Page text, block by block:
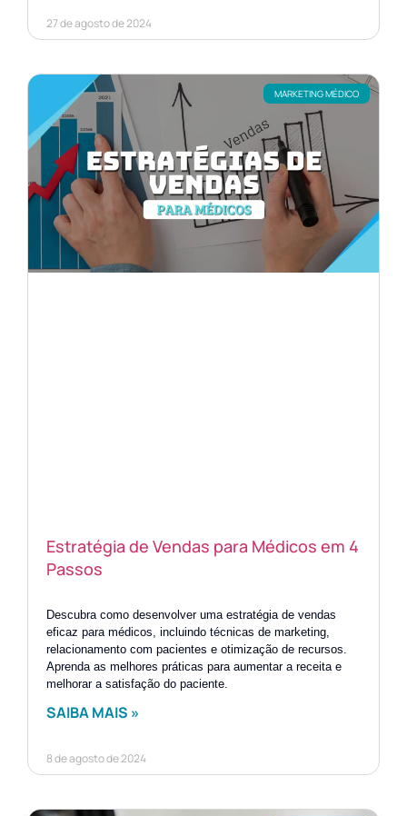
27 de agosto de 2024
MARKETING MÉDICO
Estratégia de Vendas para Médicos em 4
Passos
Descubra como desenvolver uma estratégia de vendas
eficaz para médicos, incluindo técnicas de marketing,
relacionamento com pacientes e otimização de recursos.
Aprenda as melhores práticas para aumentar a receita e
melhorar a satisfação do paciente.
SAIBA MAIS »
8 de agosto de 2024